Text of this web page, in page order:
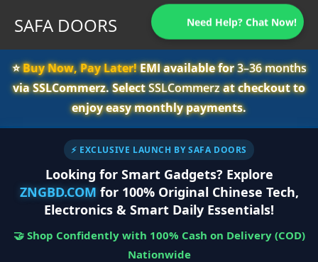
SAFA DOORS Need Help? Chat Now!
⭐️Buy Now, Pay Later!EMI available for3–36 months
via SSLCommerz. SelectSSLCommerzat checkout to
enjoy easy monthly payments.
⚡ EXCLUSIVE LAUNCH BY SAFA DOORS
Looking for Smart Gadgets? Explore
ZNGBD.COM for 100% Original Chinese Tech,
Electronics & Smart Daily Essentials!
🤝 Shop Confidently with 100% Cash on Delivery (COD)
Nationwide